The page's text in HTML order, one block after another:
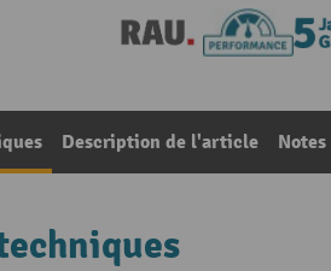
Description de l'article